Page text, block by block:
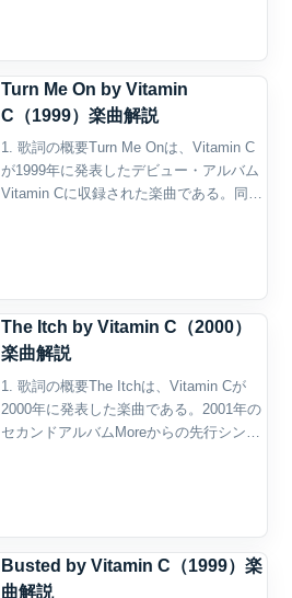
Turn Me On by Vitamin
C（1999）楽曲解説
1. 歌詞の概要Turn Me Onは、Vitamin C
が1999年に発表したデビュー・アルバム
Vitamin Cに収録された楽曲である。同ア
The Itch by Vitamin C（2000）
楽曲解説
1. 歌詞の概要The Itchは、Vitamin Cが
2000年に発表した楽曲である。2001年の
セカンドアルバムMoreからの先行シング
Busted by Vitamin C（1999）楽
曲解説